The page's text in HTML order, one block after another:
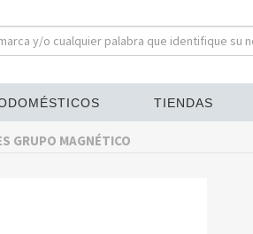
TIENDAS
GRUPO MAGNÉTICO